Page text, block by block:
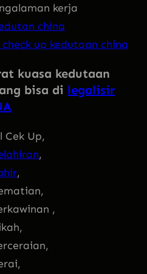
kerja
china
up kedutaan china
kuasa kedutaan
bisa di legalisir
Cek Up,
,
,
,